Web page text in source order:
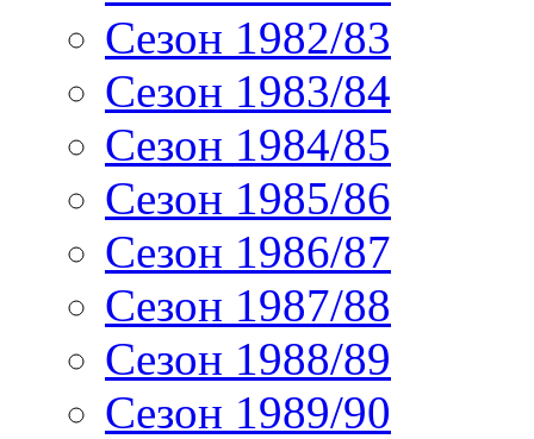
Сезон 1982/83
Сезон 1983/84
Сезон 1984/85
Сезон 1985/86
Сезон 1986/87
Сезон 1987/88
Сезон 1988/89
Сезон 1989/90